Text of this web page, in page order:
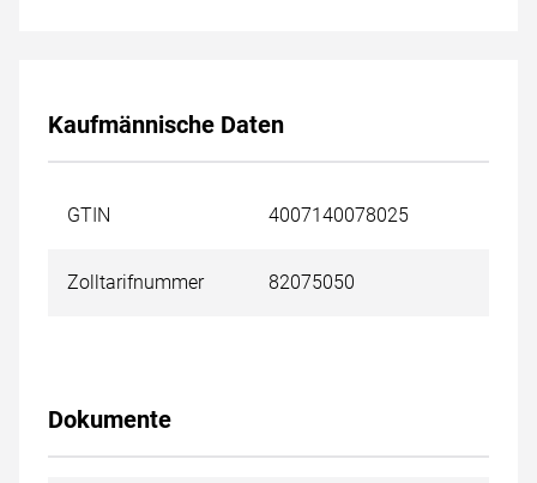
Kaufmännische Daten
GTIN 4007140078025
Zolltarifnummer 82075050
Dokumente